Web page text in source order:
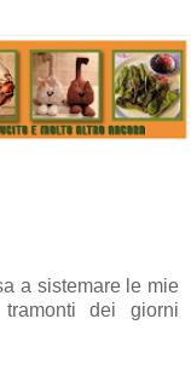
a sistemare le mie
dei giorni